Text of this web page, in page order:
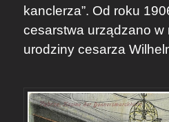
kanclerza”. Od roku
cesarstwa urządzano w
urodziny cesarza